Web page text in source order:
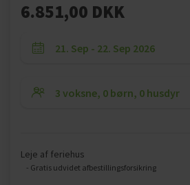
6.851,00 DKK
Leje af feriehus
- Gratis udvidet afbestillingsforsikring